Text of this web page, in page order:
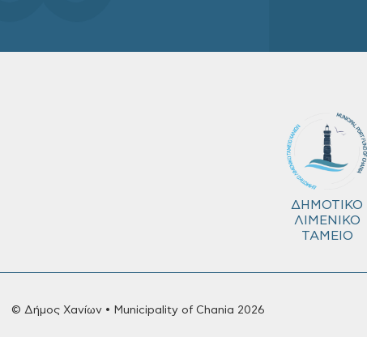
ΔΗΜΟΤΙΚΟ
ΛΙΜΕΝΙΚΟ
ΤΑΜΕΙΟ
© Δήμος Χανίων • Municipality of Chania 2026